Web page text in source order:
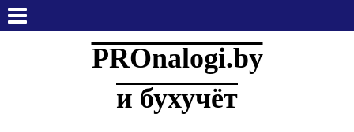
PROnalogi.by
и бухучёт